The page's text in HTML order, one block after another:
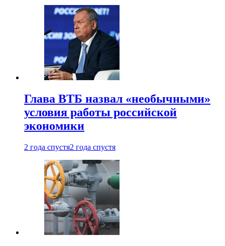
Глава ВТБ назвал «необычными»
условия работы российской
экономики
2 года спустя2 года спустя